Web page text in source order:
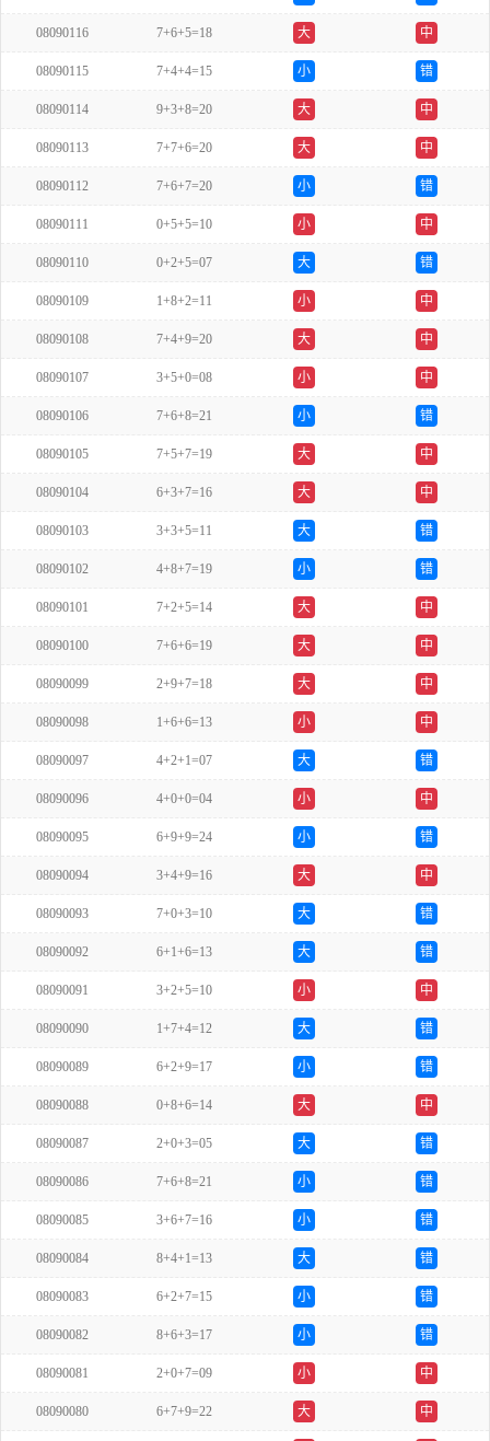
08090116 7+6+5=18 大 中
08090115 7+4+4=15 小 错
08090114 9+3+8=20 大 中
08090113 7+7+6=20 大 中
08090112 7+6+7=20 小 错
08090111 0+5+5=10 小 中
08090110 0+2+5=07 大 错
08090109 1+8+2=11 小 中
08090108 7+4+9=20 大 中
08090107 3+5+0=08 小 中
08090106 7+6+8=21 小 错
08090105 7+5+7=19 大 中
08090104 6+3+7=16 大 中
08090103 3+3+5=11 大 错
08090102 4+8+7=19 小 错
08090101 7+2+5=14 大 中
08090100 7+6+6=19 大 中
08090099 2+9+7=18 大 中
08090098 1+6+6=13 小 中
08090097 4+2+1=07 大 错
08090096 4+0+0=04 小 中
08090095 6+9+9=24 小 错
08090094 3+4+9=16 大 中
08090093 7+0+3=10 大 错
08090092 6+1+6=13 大 错
08090091 3+2+5=10 小 中
08090090 1+7+4=12 大 错
08090089 6+2+9=17 小 错
08090088 0+8+6=14 大 中
08090087 2+0+3=05 大 错
08090086 7+6+8=21 小 错
08090085 3+6+7=16 小 错
08090084 8+4+1=13 大 错
08090083 6+2+7=15 小 错
08090082 8+6+3=17 小 错
08090081 2+0+7=09 小 中
08090080 6+7+9=22 大 中